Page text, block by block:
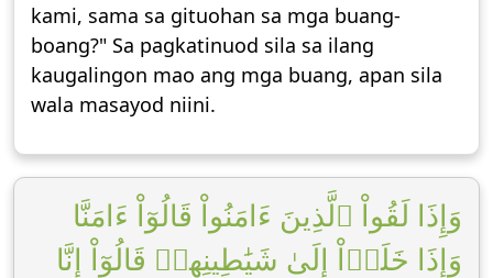
kami, sama sa gituohan sa mga buang-
boang?" Sa pagkatinuod sila sa ilang
kaugalingon mao ang mga buang, apan sila
wala masayod niini.
وَإِذَا لَقُواْ ٱلَّذِينَ ءَامَنُواْ قَالُوٓاْ ءَامَنَّا
وَإِذَا خَلَوۡاْ إِلَىٰ شَيَٰطِينِهِمۡ قَالُوٓاْ إِنَّا